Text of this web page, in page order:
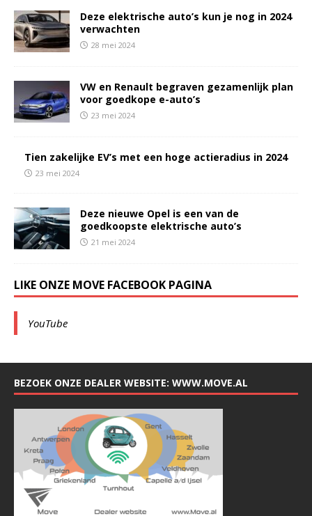
Deze elektrische auto’s kun je nog in 2024
verwachten
28 mei 2024
VW en Renault begraven gezamenlijk plan
voor goedkope e-auto’s
23 mei 2024
Tien zakelijke EV’s met een hoge actieradius in 2024
23 mei 2024
Deze nieuwe Opel is een van de
goedkoopste elektrische auto’s
21 mei 2024
LIKE ONZE MOVE FACEBOOK PAGINA
YouTube
BEZOEK ONZE DEALER WEBSITE: WWW.MOVE.AL